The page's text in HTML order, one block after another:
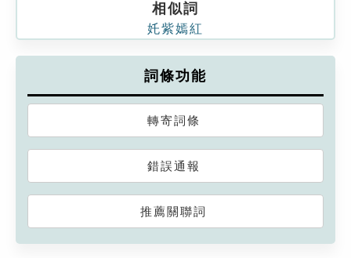
相似詞
奼紫嫣紅
詞條功能
轉寄詞條
錯誤通報
推薦關聯詞